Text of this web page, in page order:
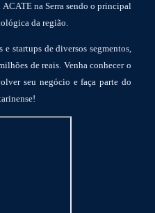
na Serra sendo o principal
da região.
e startups de diversos segmentos,
de reais. Venha conhecer o
seu negócio e faça parte do